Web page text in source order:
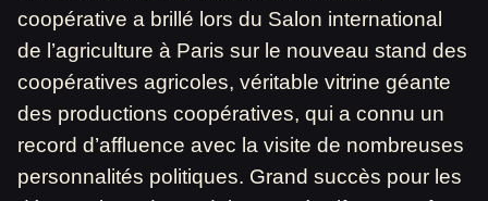
coopérative a brillé lors du Salon international
de l’agriculture à Paris sur le nouveau stand des
coopératives agricoles, véritable vitrine géante
des productions coopératives, qui a connu un
record d’affluence avec la visite de nombreuses
personnalités politiques. Grand succès pour les